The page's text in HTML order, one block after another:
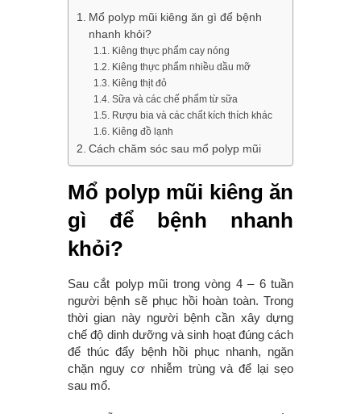
Mổ polyp mũi kiêng ăn gì để bệnh
nhanh khỏi?
Kiêng thực phẩm cay nóng
Kiêng thực phẩm nhiều dầu mỡ
Kiêng thịt đỏ
Sữa và các chế phẩm từ sữa
Rượu bia và các chất kích thích khác
Kiêng đồ lạnh
Cách chăm sóc sau mổ polyp mũi
Mổ polyp mũi kiêng ăn
gì để bệnh nhanh
khỏi?
Sau cắt polyp mũi trong vòng 4 – 6 tuần
người bệnh sẽ phục hồi hoàn toàn. Trong
thời gian này người bệnh cần xây dựng
chế độ dinh dưỡng và sinh hoạt đúng cách
để thúc đẩy bệnh hồi phục nhanh, ngăn
chặn nguy cơ nhiễm trùng và để lại sẹo
sau mổ.